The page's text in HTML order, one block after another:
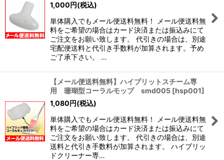
1,000円(税込)
単体購入でもメール便送料無料！ メール便送料無
料をご希望の場合はカード決済または振込みにて
ご注文をお願い致します。 代引きの場合は、別途
宅配便送料と代引き手数料が加算されます。予め
ご了承下さい。 …
【メール便送料無料】ハイブリットスチーム専
用 珊瑚型コーラルモップ smd005 [hsp001]
1,080円(税込)
単体購入でもメール便送料無料！ メール便送料無
料をご希望の場合はカード決済または振込みにて
ご注文をお願い致します。 代引きの場合は、別途
送料と代引き手数料が加算されます。 ハイブリッ
ドクリーナー専…